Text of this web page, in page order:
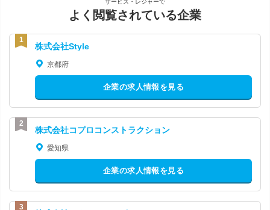
よく閲覧されている企業
株式会社Style
京都府
企業の求人情報を見る
株式会社コプロコンストラクション
愛知県
企業の求人情報を見る